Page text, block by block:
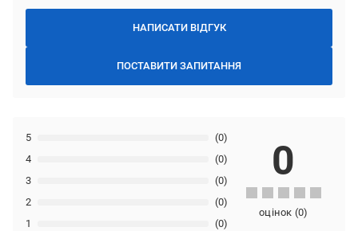
НАПИСАТИ ВІДГУК
ПОСТАВИТИ ЗАПИТАННЯ
1 (0)
2 (0)
3 (0)
4 (0)
5 (0)
0
оцінок (0)